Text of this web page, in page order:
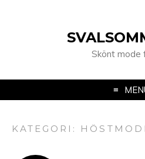
Skönt mode
KATEGORI: